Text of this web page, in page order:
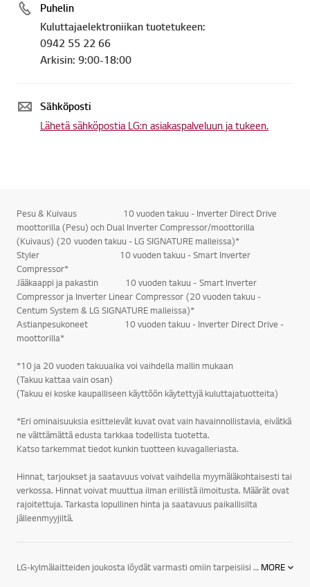
Puhelin
Kuluttajaelektroniikan tuotetukeen:
0942 55 22 66
Arkisin: 9:00-18:00
Sähköposti
Lähetä sähköpostia LG:n asiakaspalveluun ja tukeen.
Pesu & Kuivaus 10 vuoden takuu - Inverter Direct Drive
moottorilla (Pesu) och Dual Inverter Compressor/moottorilla
(Kuivaus) (20 vuoden takuu - LG SIGNATURE malleissa)*
Styler 10 vuoden takuu - Smart Inverter
Compressor*
Jääkaappi ja pakastin 10 vuoden takuu - Smart Inverter
Compressor ja Inverter Linear Compressor (20 vuoden takuu -
Centum System & LG SIGNATURE malleissa)*
Astianpesukoneet 10 vuoden takuu - Inverter Direct Drive -
moottorilla*
*10 ja 20 vuoden takuuaika voi vaihdella mallin mukaan
(Takuu kattaa vain osan)
(Takuu ei koske kaupalliseen käyttöön käytettyjä kuluttajatuotteita)
*Eri ominaisuuksia esittelevät kuvat ovat vain havainnollistavia, eivätkä
ne välttämättä edusta tarkkaa todellista tuotetta.
Katso tarkemmat tiedot kunkin tuotteen kuvagalleriasta.
Hinnat, tarjoukset ja saatavuus voivat vaihdella myymäläkohtaisesti tai
verkossa. Hinnat voivat muuttua ilman erillistä ilmoitusta. Määrät ovat
rajoitettuja. Tarkasta lopullinen hinta ja saatavuus paikallisilta
jälleenmyyjiltä.
LG-kylmälaitteiden joukosta löydät varmasti omiin tarpeisiisi sopivat mallit.Tutustu muutamiin ominaisuuksiin, joilla LG-kylmälaitteet erottuvat muista kylmälaitteista:LG-jääkaappien muotoillut ovet, piilotetut saranat, LED-valot, Smart Pull -kahvat ja liukuvat laatikot ovat vain muutamia niistä ominaisuuksista, jotka tekevät LG-jääkaapeista tyylikkäitä ja toimivia.Pakastinkaappien ainutlaatuinen Linear Compressor –kompressori tekee niistä sekä hiljaisia että energiatehokkaita.LG-jääkaappipakastimet ovat sisältä tilavia ja ulkoa kompakteja, joten ne sopivat loistavasti kaikkiin keittiöihin.Side by Side –jääkaapit puolestaan tarjoavat vielä enemmän säilytystilaa ja niiden tyylikkäästi muotoiltu vesi- ja jääpala-automaatti annostelee vettä, jääpaloja ja jäämurskaa.LG-kylmälaitteissa perinteet yhdistyvät uusimpaan teknologiaan, jolloin syntyy käyttäjäystävällisiä ja toimivia huippuominaisuuksin varusteltuja keittiökoneita. LG:n kylmälaitteissa on panostettu laatuun ja kestävään kehitykseen, jolloin ne ovat myös energiatehokkaita. Lisäksi ne on suunniteltu niin, että useimmin käytetyt elintarvikkeet on helppo sijoittaa suoraan silmien tasolle. MORE